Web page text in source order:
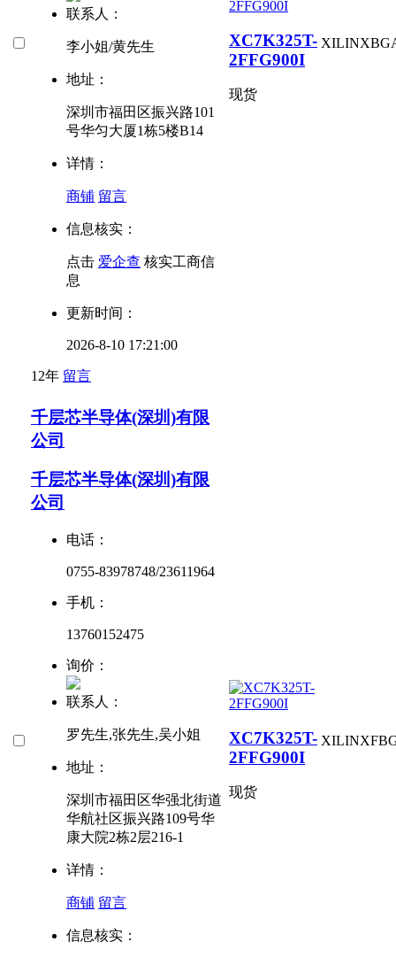
联系人：
李小姐/黄先生
地址：
深圳市福田区振兴路101
号华匀大厦1栋5楼B14
详情：
商铺 留言
信息核实：
点击 爱企查 核实工商信
息
更新时间：
2026-8-10 17:21:00
12年 留言
XC7K325T-
2FFG900I
现货
XILINX
千层芯半导体(深圳)有限
公司
千层芯半导体(深圳)有限
公司
电话：
0755-83978748/23611964
手机：
13760152475
询价：
联系人：
罗先生,张先生,吴小姐
地址：
深圳市福田区华强北街道
华航社区振兴路109号华
康大院2栋2层216-1
详情：
商铺 留言
信息核实：
XC7K325T-
2FFG900I
现货
XILINX